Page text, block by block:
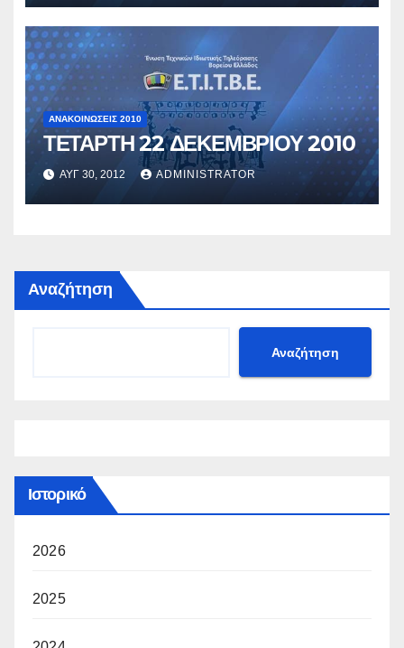
ΑΝΑΚΟΙΝΏΣΕΙΣ 2010
ΤΕΤΑΡΤΗ 22 ΔΕΚΕΜΒΡΙΟΥ 2010
ΑΥΓ 30, 2012 ADMINISTRATOR
Αναζήτηση
Αναζήτηση
Ιστορικό
2026
2025